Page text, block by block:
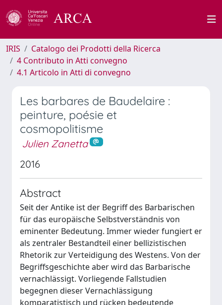
IRIS
Catalogo dei Prodotti della Ricerca
4 Contributo in Atti convegno
4.1 Articolo in Atti di convegno
Les barbares de Baudelaire :
peinture, poésie et
cosmopolitisme
Julien Zanetta
2016
Abstract
Seit der Antike ist der Begriff des Barbarischen
für das europäische Selbstverständnis von
eminenter Bedeutung. Immer wieder fungiert er
als zentraler Bestandteil einer bellizistischen
Rhetorik zur Verteidigung des Westens. Von der
Begriffsgeschichte aber wird das Barbarische
vernachlässigt. Vorliegende Fallstudien
begegnen dieser Vernachlässigung
komparatistisch und rücken bedeutende